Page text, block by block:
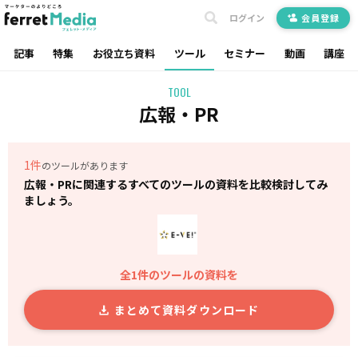
記事 特集 お役立ち資料 ツール セミナー 動画 講座
ログイン 会員登録
TOOL
広報・PR
1件のツールがあります
広報・PRに関連するすべてのツールの資料を比較検討してみ
ましょう。
全1件のツールの資料を
まとめて資料ダウンロード